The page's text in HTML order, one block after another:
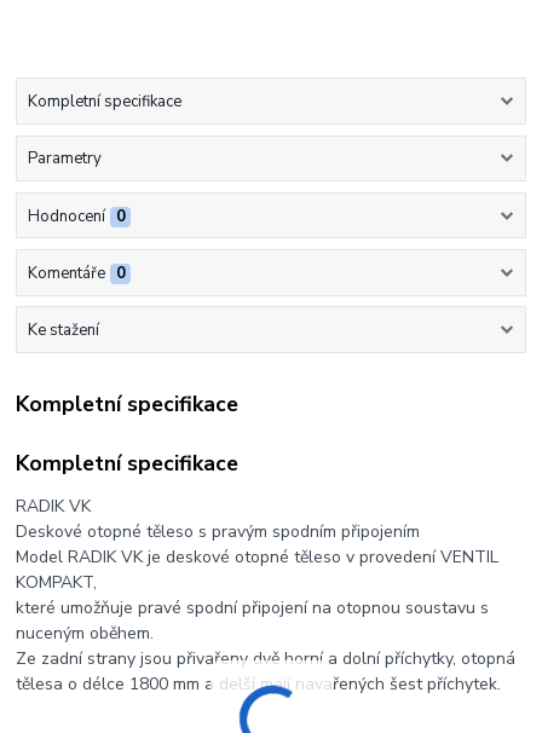
Kompletní specifikace
Parametry
Hodnocení 0
Komentáře 0
Ke stažení
Kompletní specifikace
Kompletní specifikace
RADIK VK
Deskové otopné těleso s pravým spodním připojením
Model RADIK VK je deskové otopné těleso v provedení VENTIL
KOMPAKT,
které umožňuje pravé spodní připojení na otopnou soustavu s
nuceným oběhem.
Ze zadní strany jsou přivařeny dvě horní a dolní příchytky, otopná
tělesa o délce 1800 mm a delší mají navařených šest příchytek.